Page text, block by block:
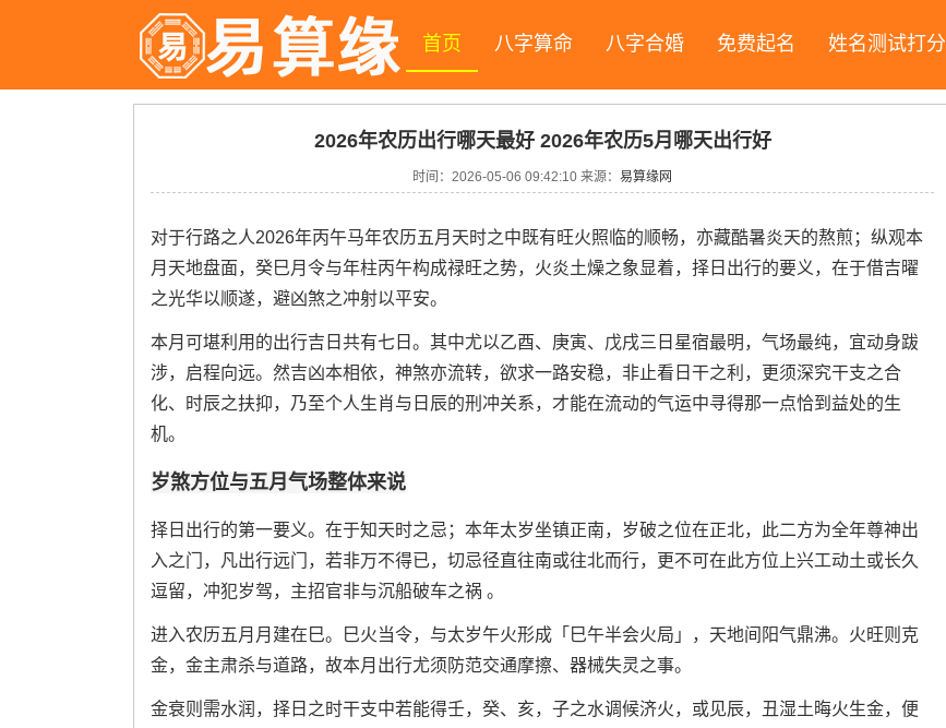
首页 八字算命 八字合婚 免费起名 姓名测试打分
2026年农历出行哪天最好 2026年农历5月哪天出行好
时间： 2026-05-06 09:42:10 来源： 易算缘网
对于行路之人2026年丙午马年农历五月天时之中既有旺火照临的顺畅，亦藏酷暑炎天的熬煎；纵观本
月天地盘面，癸巳月令与年柱丙午构成禄旺之势，火炎土燥之象显着，择日出行的要义，在于借吉曜
之光华以顺遂，避凶煞之冲射以平安。
本月可堪利用的出行吉日共有七日。其中尤以乙酉、庚寅、戊戌三日星宿最明，气场最纯，宜动身跋
涉，启程向远。然吉凶本相依，神煞亦流转，欲求一路安稳，非止看日干之利，更须深究干支之合
化、时辰之扶抑，乃至个人生肖与日辰的刑冲关系，才能在流动的气运中寻得那一点恰到益处的生
机。
岁煞方位与五月气场整体来说
择日出行的第一要义。在于知天时之忌；本年太岁坐镇正南，岁破之位在正北，此二方为全年尊神出
入之门，凡出行远门，若非万不得已，切忌径直往南或往北而行，更不可在此方位上兴工动土或长久
逗留，冲犯岁驾，主招官非与沉船破车之祸 。
进入农历五月月建在巳。巳火当令，与太岁午火形成「巳午半会火局」，天地间阳气鼎沸。火旺则克
金，金主肃杀与道路，故本月出行尤须防范交通摩擦、器械失灵之事。
金衰则需水润，择日之时干支中若能得壬，癸、亥，子之水调候济火，或见辰，丑湿土晦火生金，便